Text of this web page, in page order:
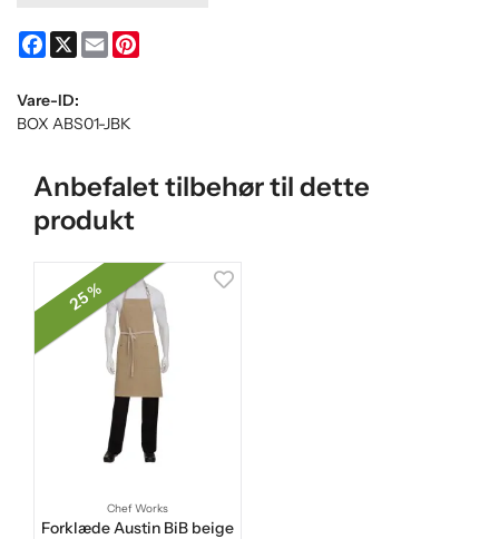
Facebook
X Email
Vare-ID:
BOX ABS01-JBK
Anbefalet tilbehør til dette
produkt
25 %
Chef Works
Forklæde Austin BiB beige